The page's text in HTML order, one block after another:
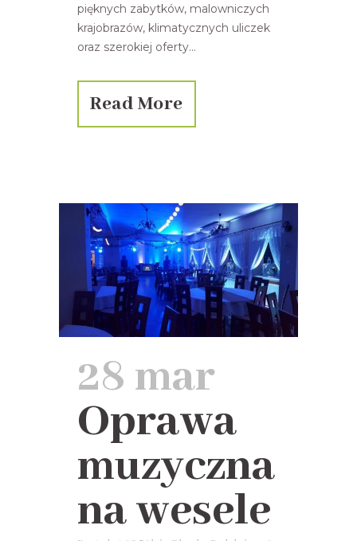
pięknych zabytków, malowniczych
krajobrazów, klimatycznych uliczek
oraz szerokiej oferty...
Read More
28 mar
Oprawa
muzyczna
na wesele